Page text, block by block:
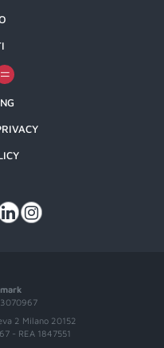
2 Milano 20152
- REA 1847551